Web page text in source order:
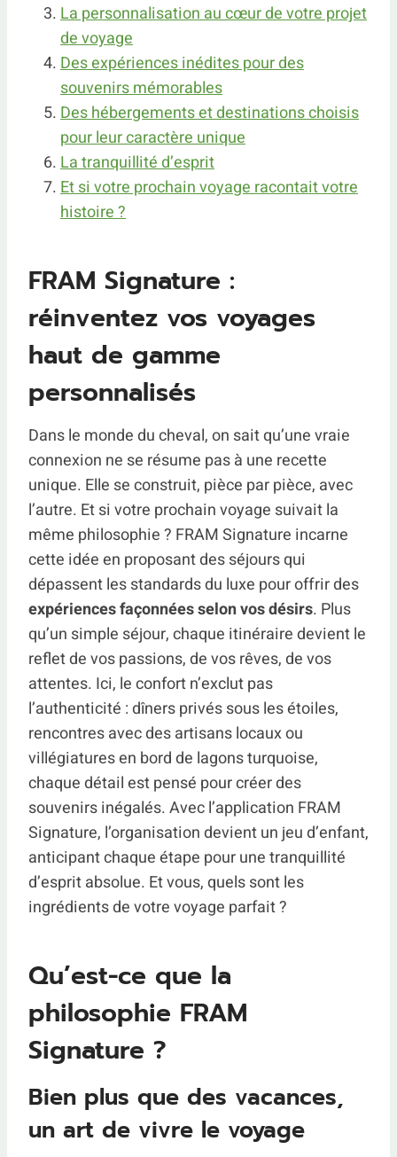
La personnalisation au cœur de votre projet
de voyage
Des expériences inédites pour des
souvenirs mémorables
Des hébergements et destinations choisis
pour leur caractère unique
La tranquillité d’esprit
Et si votre prochain voyage racontait votre
histoire ?
FRAM Signature :
réinventez vos voyages
haut de gamme
personnalisés
Dans le monde du cheval, on sait qu’une vraie
connexion ne se résume pas à une recette
unique. Elle se construit, pièce par pièce, avec
l’autre. Et si votre prochain voyage suivait la
même philosophie ? FRAM Signature incarne
cette idée en proposant des séjours qui
dépassent les standards du luxe pour offrir des
expériences façonnées selon vos désirs. Plus
qu’un simple séjour, chaque itinéraire devient le
reflet de vos passions, de vos rêves, de vos
attentes. Ici, le confort n’exclut pas
l’authenticité : dîners privés sous les étoiles,
rencontres avec des artisans locaux ou
villégiatures en bord de lagons turquoise,
chaque détail est pensé pour créer des
souvenirs inégalés. Avec l’application FRAM
Signature, l’organisation devient un jeu d’enfant,
anticipant chaque étape pour une tranquillité
d’esprit absolue. Et vous, quels sont les
ingrédients de votre voyage parfait ?
Qu’est-ce que la
philosophie FRAM
Signature ?
Bien plus que des vacances,
un art de vivre le voyage